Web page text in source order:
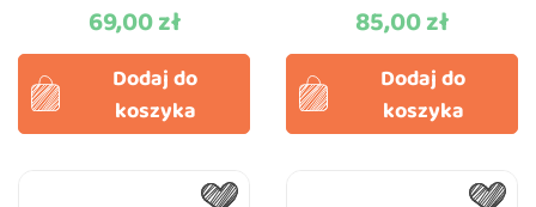
Miquelrius
Cena
69,00 zł
Dodaj do
koszyka
Cena
85,00 zł
Dodaj do
koszyka